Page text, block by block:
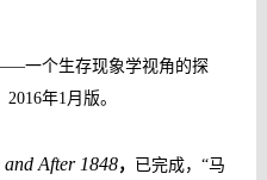
一个生存现象学视角的探
年1月版。
and After 1848， 已完成， “马